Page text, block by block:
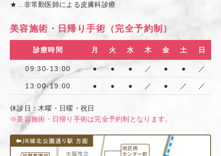
★…非常勤医師による皮膚科診療
美容施術・日帰り手術（完全予約制）
診療時間 月 火 水 木 金 土 日
09:30-13:00 ● ● ● ／ ● ● ／
13:00-19:00 ● ● ● ／ ● ／ ／
休診日：木曜・日曜・祝日
※美容施術・日帰り手術は完全予約制となります。